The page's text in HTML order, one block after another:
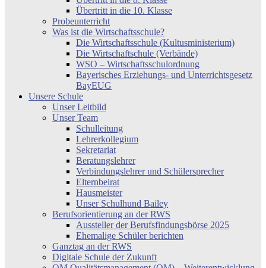
Übertritt in die 10. Klasse
Probeunterricht
Was ist die Wirtschaftsschule?
Die Wirtschaftsschule (Kultusministerium)
Die Wirtschaftschule (Verbände)
WSO – Wirtschaftsschulordnung
Bayerisches Erziehungs- und Unterrichtsgesetz
BayEUG
Unsere Schule
Unser Leitbild
Unser Team
Schulleitung
Lehrerkollegium
Sekretariat
Beratungslehrer
Verbindungslehrer und Schülersprecher
Elternbeirat
Hausmeister
Unser Schulhund Bailey
Berufsorientierung an der RWS
Aussteller der Berufsfindungsbörse 2025
Ehemalige Schüler berichten
Ganztag an der RWS
Digitale Schule der Zukunft